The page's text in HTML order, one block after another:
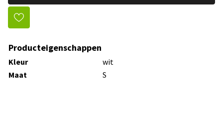
Producteigenschappen
Kleur
wit
Maat
S